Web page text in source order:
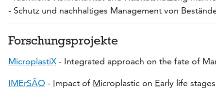
- Schutz und nachhaltiges Management von
Forschungsprojekte
MicroplastiX- Integrated approach on the fate of
IMErSÃO- Impact of Microplastic on Early life